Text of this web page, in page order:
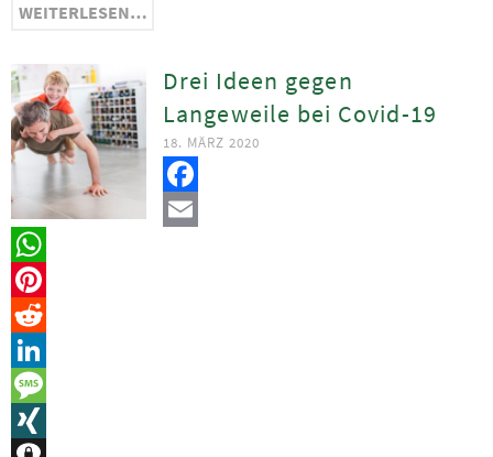
WEITERLESEN…
Drei Ideen gegen
Langeweile bei Covid-19
18. MÄRZ 2020
Facebook
Email
WhatsApp
Pinterest
Reddit
LinkedIn
Message